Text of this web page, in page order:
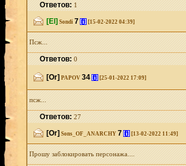
Ответов:1
[El] Sondi 7 [i] [15-02-2022 04:39]
Псж...
Ответов:0
[Or] PAPOV 34 [i] [25-01-2022 17:09]
псж...
Ответов:27
[Or] Sons_OF_ANARCHY 7 [i] [13-02-2022 11:49]
Прошу заблокировать персонажа....